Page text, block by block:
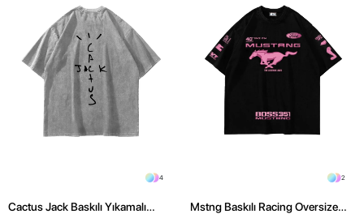
4
Cactus Jack Baskılı Yıkamalı
2
Mstng Baskılı Racing Oversize